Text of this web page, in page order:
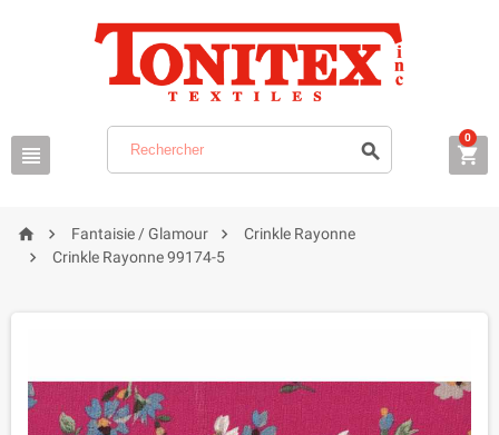
  
0
  Fantaisie / Glamour  Crinkle Rayonne
 Crinkle Rayonne 99174-5